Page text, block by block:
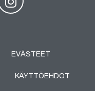
EVÄSTEET
KÄYTTÖEHDOT